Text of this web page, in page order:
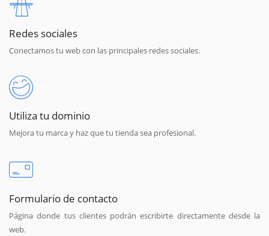
Redes sociales
Conectamos tu web con las principales redes sociales.
Utiliza tu dominio
Mejora tu marca y haz que tu tienda sea profesional.
Formulario de contacto
Página donde tus clientes podrán escribirte directamente desde la
web.